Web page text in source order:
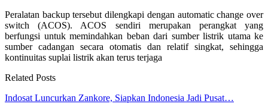
Peralatan backup tersebut dilengkapi dengan automatic change over
switch (ACOS). ACOS sendiri merupakan perangkat yang
berfungsi untuk memindahkan beban dari sumber listrik utama ke
sumber cadangan secara otomatis dan relatif singkat, sehingga
kontinuitas suplai listrik akan terus terjaga
Related Posts
Indosat Luncurkan Zankore, Siapkan Indonesia Jadi Pusat…